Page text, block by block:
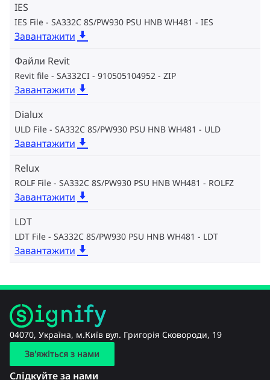
IES
IES File - SA332C 8S/PW930 PSU HNB WH481 IES
Завантажити
Файли Revit
Revit file - SA332CI - 910505104952 ZIP
Завантажити
Dialux
ULD File - SA332C 8S/PW930 PSU HNB WH481 ULD
Завантажити
Relux
ROLF File - SA332C 8S/PW930 PSU HNB WH481 ROLFZ
Завантажити
LDT
LDT File - SA332C 8S/PW930 PSU HNB WH481 LDT
Завантажити
04070, Україна, м.Київ вул. Григорія Сковороди, 19
Зв'яжіться з нами
Слідкуйте за нами